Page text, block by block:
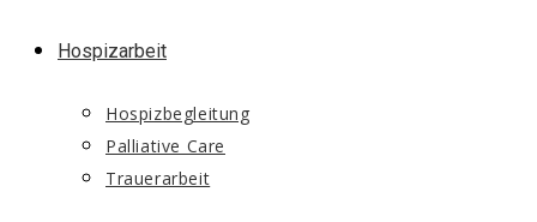
Hospizarbeit
Hospizbegleitung
Palliative Care
Trauerarbeit